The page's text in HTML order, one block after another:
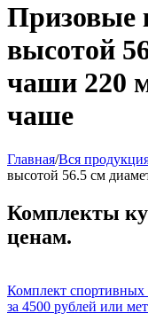
Призовые
высотой
чаши 220
чаше
Главная/Вся
высотой 56.5 см
Комплекты
ценам.
Комплект спортивных
за 4500 рублей или